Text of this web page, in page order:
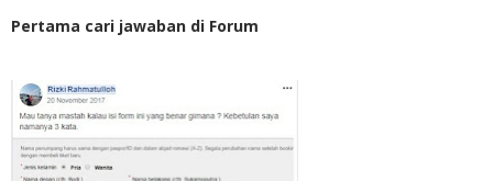
Pertama cari jawaban di Forum